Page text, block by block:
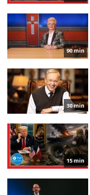
90 min
30 min
15 min